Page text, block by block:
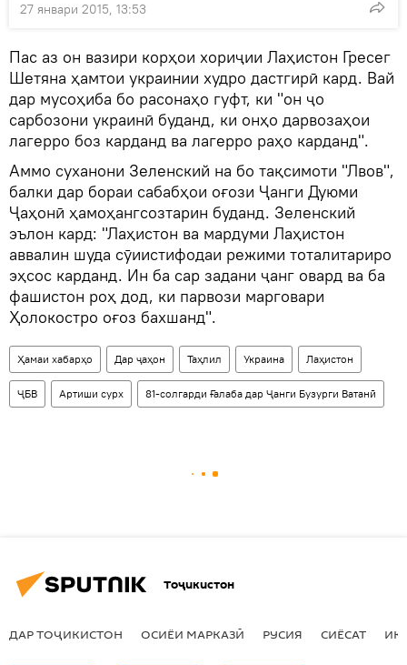
27 январи 2015, 13:53
Пас аз он вазири корҳои хориҷии Лаҳистон Гресег
Шетяна ҳамтои украинии худро дастгирӣ кард. Вай
дар мусоҳиба бо расонаҳо гуфт, ки "он ҷо
сарбозони украинӣ буданд, ки онҳо дарвозаҳои
лагерро боз карданд ва лагерро раҳо карданд".
Аммо суханони Зеленский на бо тақсимоти "Лвов",
балки дар бораи сабабҳои оғози Ҷанги Дуюми
Ҷаҳонӣ ҳамоҳангсозтарин буданд. Зеленский
эълон кард: "Лаҳистон ва мардуми Лаҳистон
аввалин шуда сӯиистифодаи режими тоталитариро
эҳсос карданд. Ин ба сар задани ҷанг овард ва ба
фашистон роҳ дод, ки парвози марговари
Ҳолокостро оғоз бахшанд".
Ҳамаи хабарҳо Дар ҷаҳон Таҳлил Украина Лаҳистон
ҶБВ Артиши сурх 81-солгарди Ғалаба дар Ҷанги Бузурги Ватанӣ
Тоҷикистон
ДАР ТОҶИКИСТОН ОСИЁИ МАРКАЗӢ РУСИЯ СИЁСАТ